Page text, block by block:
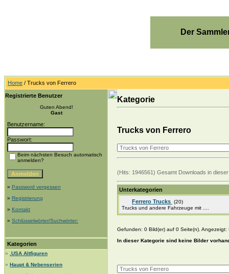
Der
Home / Trucks von Ferrero
Registrierte Benutzer
Guten Abend!
Gast
Benutzername:
Passwort:
Beim nächsten Besuch automatisch
anmelden?
» Password vergessen
» Registrierung
» Kontakt
» Schlüsselwörter/Suchwörter:
Kategorien
»
.USA Altfiguren
» Haupt & Nebenserien
Kategorie
Trucks von Ferrero
(Hits: 1946561) Gesamt Downloads in
Unterkategorien
Ferrero Trucks (20)
Trucks und andere Fahrzeuge mit ....
Gefunden: 0 Bild(er) auf 0 Seite(n). Angezeigt:
In dieser Kategorie sind keine Bilder